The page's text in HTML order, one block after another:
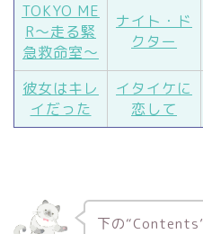
TOKYO ME
R～走る緊
急救命室～
ナイト・ド
クター
彼女はキレ
イだった
イタイケに
恋して
下の